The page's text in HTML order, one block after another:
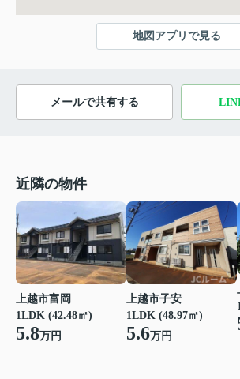
地図アプリで見る
メールで共有する
近隣の物件
上越市富岡
1LDK (42.48㎡)
5.8万円
上越市子安
1LDK (48.97㎡)
5.6万円